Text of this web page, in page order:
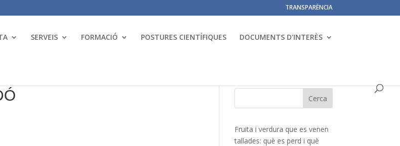
TRANSPARÈNCIA
SERVEIS FORMACIÓ POSTURES CIENTÍFIQUES DOCUMENTS D’INTERÈS
Fruita i verdura que es venen
tallades: què es perd i què